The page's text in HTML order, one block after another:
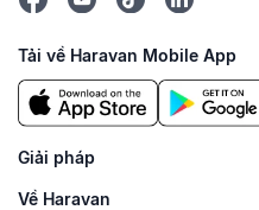
Tải về Haravan Mobile App
Giải pháp
Về Haravan